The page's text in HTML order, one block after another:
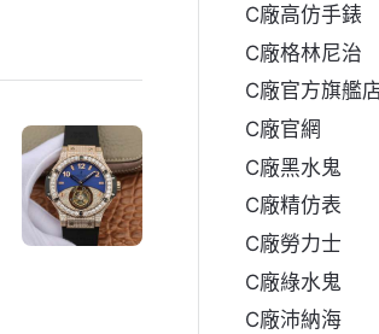
C廠高仿手錶
C廠格林尼治
C廠官方旗艦
C廠官網
C廠黑水鬼
C廠精仿表
C廠勞力士
C廠綠水鬼
C廠沛納海